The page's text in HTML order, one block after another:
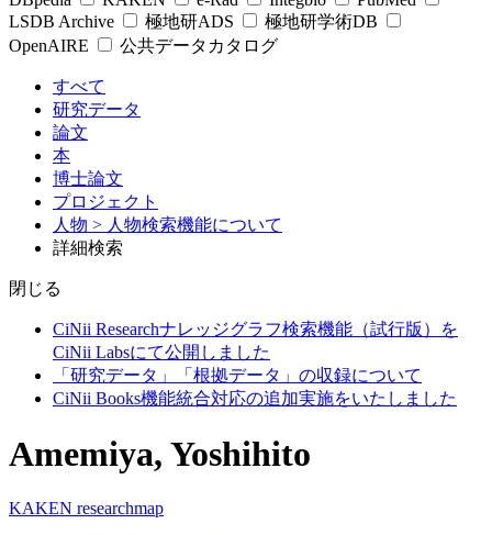
LSDB Archive
極地研ADS
極地研学術DB
OpenAIRE
公共データカタログ
すべて
研究データ
論文
本
博士論文
プロジェクト
人物 > 人物検索機能について
詳細検索
閉じる
CiNii Researchナレッジグラフ検索機能（試行版）を
CiNii Labsにて公開しました
「研究データ」「根拠データ」の収録について
CiNii Books機能統合対応の追加実施をいたしました
Amemiya, Yoshihito
KAKEN researchmap